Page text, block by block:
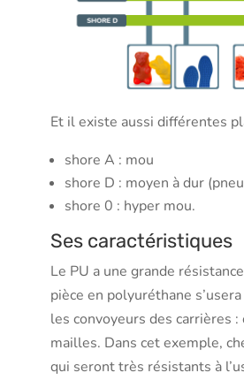
Et il existe aussi différentes
shore A : mou
shore D : moyen à dur
shore 0 : hyper mou.
Ses caractéristiques
Le PU a une grande
pièce en polyuréthane
les convoyeurs des carrières
mailles. Dans cet exemple,
qui seront très résistants à